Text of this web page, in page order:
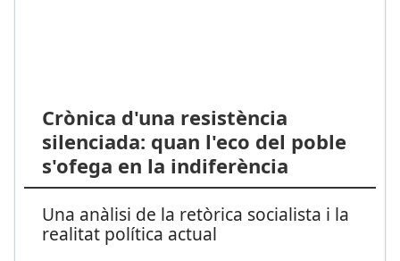
Crònica d'una resistència
silenciada: quan l'eco del poble
s'ofega en la indiferència
Una anàlisi de la retòrica socialista i la
realitat política actual